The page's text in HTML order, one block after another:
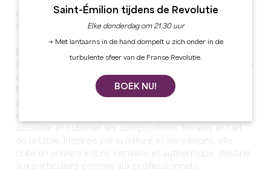
Grand Corbin Art Summer : Atelier de Poterie les
mercredis 24/06, 08/07, 22/07 et 05/08
dégustations de vin. Léa Palain, artisane d’art basée à
Moulon, développe un travail où la céramique dialogue
utilitaires et de la vaisselle artisanale pensées pour
accueillir et sublimer les compositions florales et l’art
de la table. Inspirée par la nature et les saisons, elle
crée un univers sobre, sensible et authentique, destiné
aux particuliers comme aux professionnels.
Saint-Émilion tijdens de Revolutie
Elke donderdag om 21.30 uur
→ Met lantaarns in de hand dompelt u zich onder in de
turbulente sfeer van de Franse Revolutie.
BOEK NU!